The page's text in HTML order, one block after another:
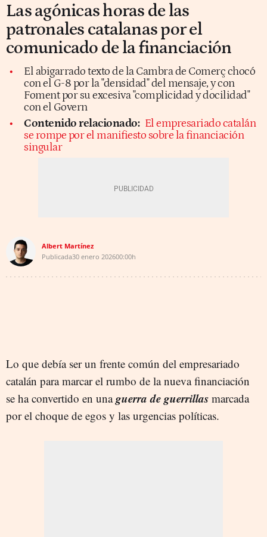
Las agónicas horas de las
patronales catalanas por el
comunicado de la financiación
El abigarrado texto de la Cambra de Comerç chocó
con el G-8 por la "densidad" del mensaje, y con
Foment por su excesiva "complicidad y docilidad"
con el Govern
Contenido relacionado: El empresariado catalán
se rompe por el manifiesto sobre la financiación
singular
Albert Martínez
Publicada30 enero 202600:00h
Lo que debía ser un frente común del empresariado
catalán para marcar el rumbo de la nueva financiación
se ha convertido en unaguerra de guerrillas marcada
por el choque de egos y las urgencias políticas.